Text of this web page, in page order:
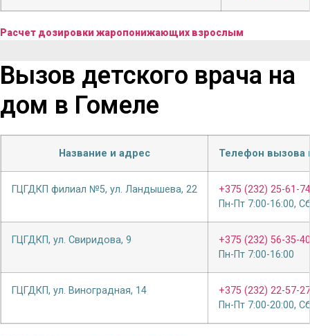
Расчет дозировки жаропонижающих взрослым
Вызов детского врача на
дом в Гомеле
Название и адрес Телефон вызова
ГЦГДКП филиал №5, ул. Ландышева, 22
+375 (232) 25-61-74
Пн-Пт 7:00-16:00,
ГЦГДКП, ул. Свиридова, 9
+375 (232) 56-35-40
Пн-Пт 7:00-16:00
ГЦГДКП, ул. Виноградная, 14
+375 (232) 22-57-27
Пн-Пт 7:00-20:00,